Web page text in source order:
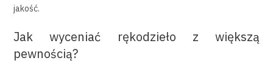
jakość.
Jak wyceniać rękodzieło z większą
pewnością?